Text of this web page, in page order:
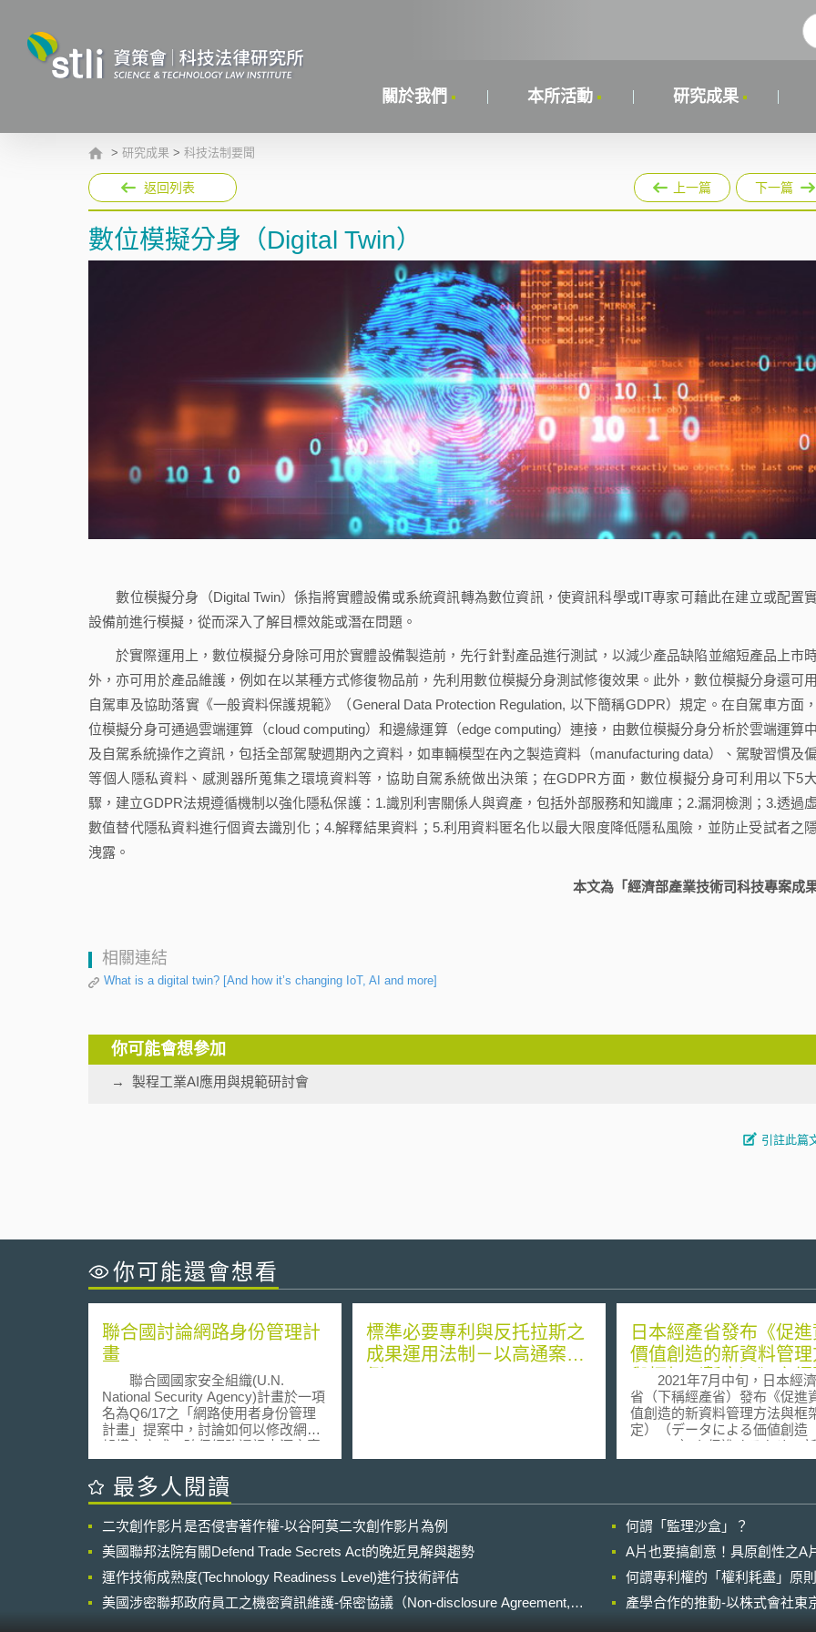
關於我們 本所活動 研究成果
> 研究成果 > 科技法制要聞
返回列表 上一篇 下一篇
數位模擬分身（Digital Twin）
數位模擬分身（Digital Twin）係指將實體設備或系統資訊轉為數位資訊，使資訊科學或IT專家可藉此在建立或配置
設備前進行模擬，從而深入了解目標效能或潛在問題。
於實際運用上，數位模擬分身除可用於實體設備製造前，先行針對產品進行測試，以減少產品缺陷並縮短產品上市
外，亦可用於產品維護，例如在以某種方式修復物品前，先利用數位模擬分身測試修復效果。此外，數位模擬分身還可
自駕車及協助落實《一般資料保護規範》（General Data Protection Regulation, 以下簡稱GDPR）規定。在自駕車方面
位模擬分身可通過雲端運算（cloud computing）和邊緣運算（edge computing）連接，由數位模擬分身分析於雲端運算
及自駕系統操作之資訊，包括全部駕駛週期內之資料，如車輛模型在內之製造資料（manufacturing data）、駕駛習慣及
等個人隱私資料、感測器所蒐集之環境資料等，協助自駕系統做出決策；在GDPR方面，數位模擬分身可利用以下5
驟，建立GDPR法規遵循機制以強化隱私保護：1.識別利害關係人與資產，包括外部服務和知識庫；2.漏洞檢測；3.透過
數值替代隱私資料進行個資去識別化；4.解釋結果資料；5.利用資料匿名化以最大限度降低隱私風險，並防止受試者之
洩露。
本文為「經濟部產業技術司科技專案成果
相關連結
What is a digital twin? [And how it’s changing IoT, AI and more]
你可能會想參加
製程工業AI應用與規範研討會
引註此篇
你可能還會想看
聯合國討論網路身份管理計
畫
聯合國國家安全組織(U.N.
National Security Agency)計畫於一項
名為Q6/17之「網路使用者身份管理
計畫」提案中，討論如何以修改網路
架構之方式，確保網路通訊來源之真
實性與可追溯性。此項計畫被認為可
能對網路匿名性產生極大衝擊。
目前網路所賴以溝通訊息之TCP/IP通
保有於網路上匿名發言或活動之可
能，例如Tor線上匿名軟體(Tor:
anonymity online)之運作即是。然
而，此種匿名式的運作架構，被抨擊
可能威脅網路安全，例如駭客可利用
大量偽造來源地址(spoofed source IP
標準必要專利與反托拉斯之
成果運用法制－以高通案為
日本經產省發布《促
價值創造的新資料管理
與框架（暫定）》之綱
案徵求意見
2021年7月中旬，日本經
省（下稱經產省）發布《促進
值創造的新資料管理方法與框
定）（データによる価値創造
Creation）を促進するための新
データマネジメントの在り方
見。 近年日本在「Society5.0」
及「Connected Industries」未
下，人、機器與科技的跨界連
創造出全新附加價值的產業社
而達成此願景的前提在於資料
為正確，正確資料的自由交換
最多人閱讀
二次創作影片是否侵害著作權-以谷阿莫二次創作影片為例
何謂「監理沙盒」？
美國聯邦法院有關Defend Trade Secrets Act的晚近見解與趨勢
A片也要搞創意！具原創性之A
運作技術成熟度(Technology Readiness Level)進行技術評估
何謂專利權的「權利耗盡」原
美國涉密聯邦政府員工之機密資訊維護-保密協議（Non-disclosure Agreement,
產學合作的推動-以株式會社東